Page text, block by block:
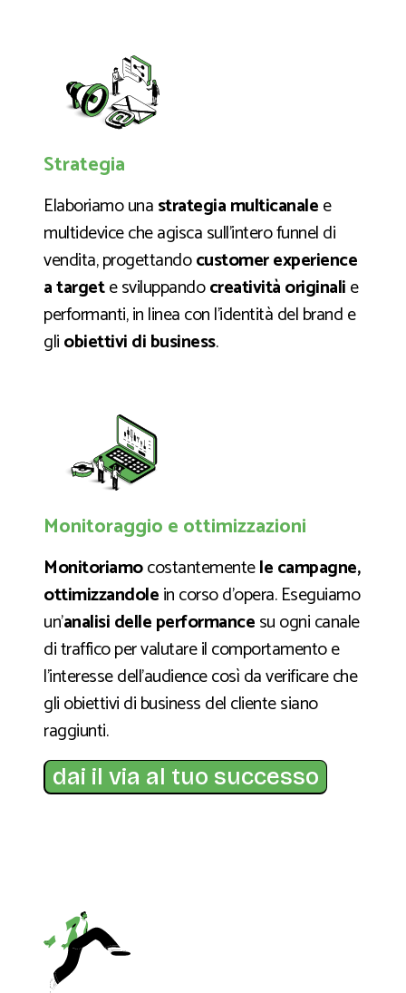
Strategia
Elaboriamo unastrategia multicanalee
multidevice che agisca sull’intero funnel di
vendita, progettandocustomer experience
a targete sviluppandocreatività originalie
performanti, in linea con l’identità del brand e
gliobiettivi di business.
Monitoraggio e ottimizzazioni
Monitoriamocostantementele campagne,
ottimizzandolein corso d’opera. Eseguiamo
un’analisi delle performancesu ogni canale
di traffico per valutare il comportamento e
l’interesse dell’audience così da verificare che
gli obiettivi di business del cliente siano
raggiunti.
dai il via al tuo successo